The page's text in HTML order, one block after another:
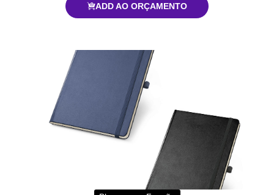
ADD AO ORÇAMENTO